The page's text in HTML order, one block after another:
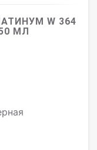
W 364
МЛ